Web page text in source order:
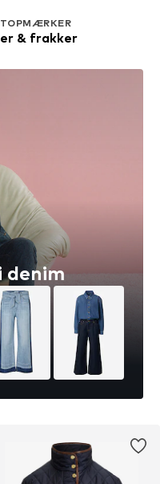
& frakker
denim